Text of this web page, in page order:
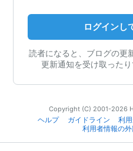
ログインし
読者になると、ブログの更
更新通知を受け取ったり
Copyright (C) 2001-2026
ヘルプ
ガイドライン 利
利用者情報の